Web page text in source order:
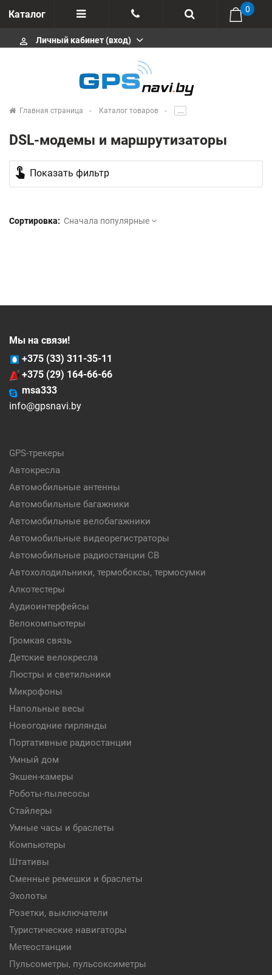
Каталог
Отзывы
+375 291646666
msa333
info@gpsnavi.by
0
perm_identity Личный кабинет (вход)
Главная страница Каталог товаров .....
DSL-модемы и маршрутизаторы
touch_app Показать фильтр
Сортировка: Сначала популярные
Мы на связи!
+375 (33) 311-35-11
+375 (29) 164-66-66
msa333
info@gpsnavi.by
GPS-трекеры
Автокресла
Автомобильные антенны
Автомобильные багажники
Автомобильные велобагажники
Автомобильные видеорегистраторы
Автомобильные радиостанции CB
Автохолодильники, термобоксы, термосумки
Алкотестеры
Аудиоинтерфейсы
Велокомпьютеры
Громкая связь
Детские велокресла
Люстры и светильники
Микрофоны
Напольные весы
Новогодние гирлянды
Портативные радиостанции
Умный дом
Экшен-камеры
Роботы-пылесосы
Стайлеры
Умные часы и браслеты
Компьютеры
Штативы
Сменные ремешки и браслеты
Эхолоты
Розетки, выключатели
Туристические навигаторы
Метеостанции
Пульсометры, пульсоксиметры